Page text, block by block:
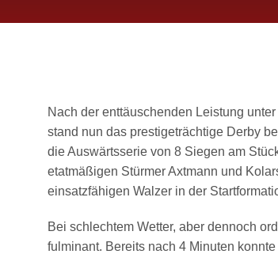
Nach der enttäuschenden Leistung
stand nun das prestigeträchtige Derby
die Auswärtsserie von 8 Siegen am
etatmäßigen Stürmer Axtmann und
einsatzfähigen Walzer in der
Bei schlechtem Wetter, aber dennoch
fulminant. Bereits nach 4 Minuten